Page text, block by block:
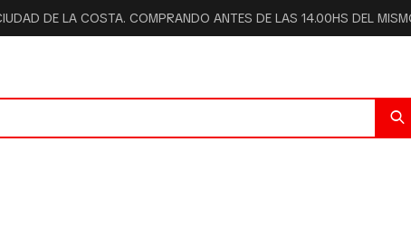
DE LA COSTA. COMPRANDO ANTES DE LAS 14.00HS DEL